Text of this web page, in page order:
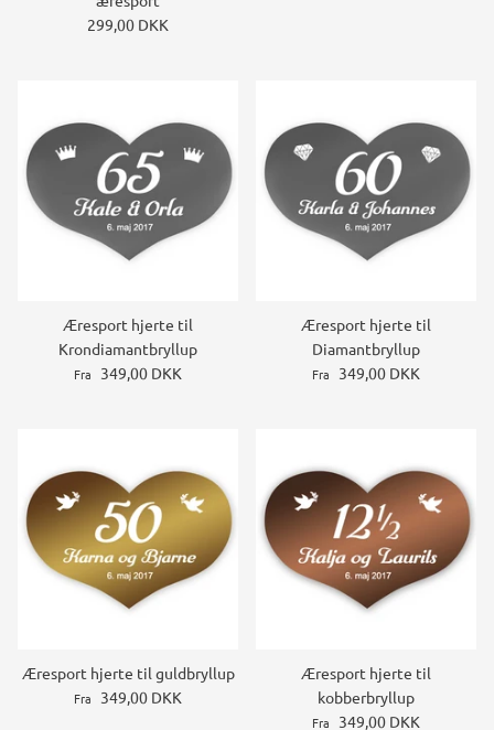
299,00 DKK
Æresport hjerte til
Krondiamantbryllup
Fra 349,00 DKK
Æresport hjerte til
Diamantbryllup
Fra 349,00 DKK
Æresport hjerte til guldbryllup
Fra 349,00 DKK
Æresport hjerte til
kobberbryllup
Fra 349,00 DKK